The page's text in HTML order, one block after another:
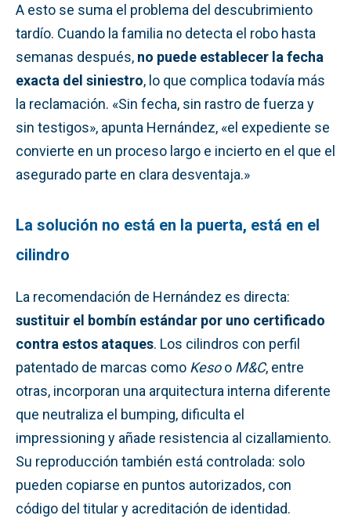
A esto se suma el problema del descubrimiento
tardío. Cuando la familia no detecta el robo hasta
semanas después, no puede establecer la fecha
exacta del siniestro, lo que complica todavía más
la reclamación. «Sin fecha, sin rastro de fuerza y
sin testigos», apunta Hernández, «el expediente se
convierte en un proceso largo e incierto en el que el
asegurado parte en clara desventaja.»
La solución no está en la puerta, está en el
cilindro
La recomendación de Hernández es directa:
sustituir el bombín estándar por uno certificado
contra estos ataques. Los cilindros con perfil
patentado de marcas como Kesoo M&C, entre
otras, incorporan una arquitectura interna diferente
que neutraliza el bumping, dificulta el
impressioning y añade resistencia al cizallamiento.
Su reproducción también está controlada: solo
pueden copiarse en puntos autorizados, con
código del titular y acreditación de identidad.